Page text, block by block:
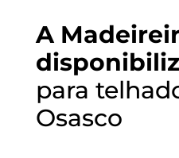
A
para
Osasco